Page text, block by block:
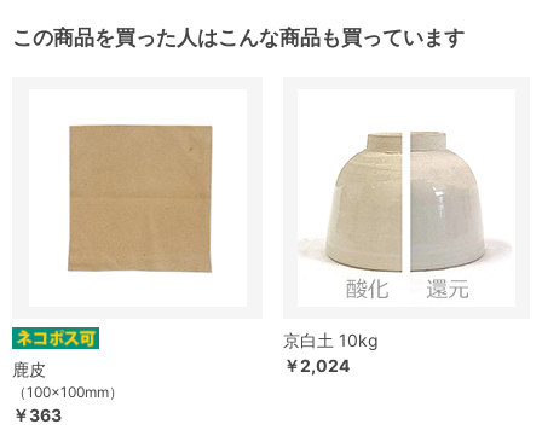
この商品を買った人はこんな商品も買っています
鹿皮
（100×100mm）
￥363
京白土 10kg
￥2,024